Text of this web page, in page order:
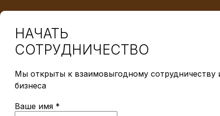
НАЧАТЬ
СОТРУДНИЧЕСТВО
Мы открыты к взаимовыгодному сотрудничеству
бизнеса
Ваше имя *